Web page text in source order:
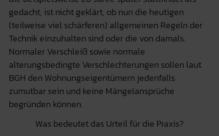
gedacht, ist nicht geklärt, ob nun die heutigen
(teilweise viel schärferen) allgemeinen Regeln der
Technik einzuhalten sind oder die von damals.
Normaler Verschleiß sowie normale
alterungsbedingte Verschlechterungen sollen laut
BGH den Wohnungseigentümern jedenfalls
zumutbar sein und keine Mängelansprüche
begründen können.
Was bedeutet das Urteil für die Praxis?